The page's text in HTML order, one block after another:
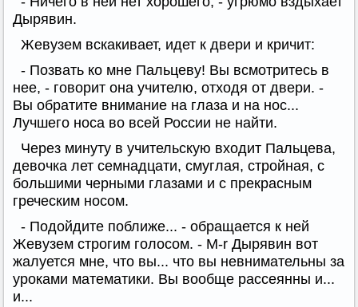
Дырявин.
Жевузем вскакивает, идет к двери и кричит:
- Позвать ко мне Пальцеву! Вы всмотритесь в
нее, - говорит она учителю, отходя от двери. -
Вы обратите внимание на глаза и на нос...
Лучшего носа во всей России не найти.
Через минуту в учительскую входит Пальцева,
девочка лет семнадцати, смуглая, стройная, с
большими черными глазами и с прекрасным
греческим носом.
- Подойдите поближе... - обращается к ней
Жевузем строгим голосом. - М-r Дырявин вот
жалуется мне, что вы... что вы невнимательны за
уроками математики. Вы вообще рассеянны и...
и...